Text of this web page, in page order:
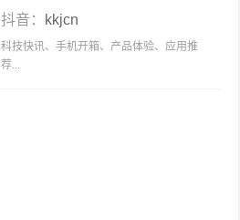
抖音： kkjcn
科技快讯、手机开箱、产品体验、应用推
荐...